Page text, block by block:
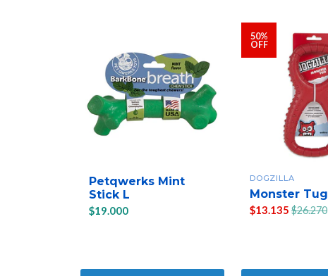
Petqwerks Mint
Stick L
$19.000
50%
OFF
DOGZILLA
Monster Tug
$13.135 $26.270